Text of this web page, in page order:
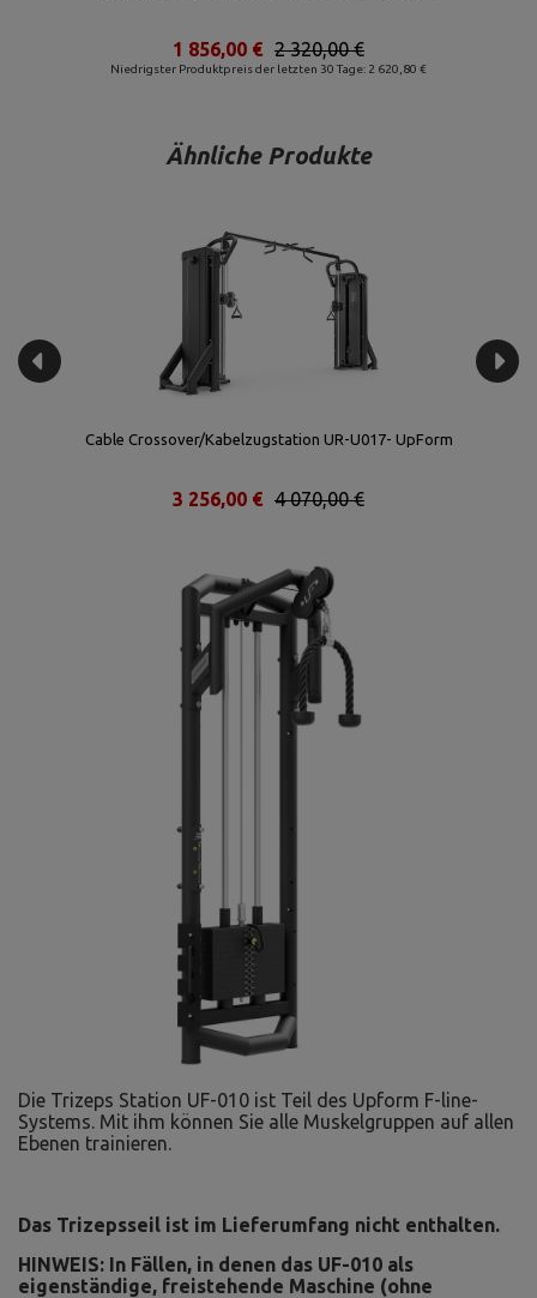
Niedrigster Produktpreis der letzten 30 Tage: 2 620,80 €
2 320,00 €
1 856,00 €
Ähnliche Produkte
Cable Crossover/Kabelzugstation UR-U017- UpForm
4 070,00 €
3 256,00 €
Die Trizeps Station UF-010 ist Teil des Upform F-line-
Systems. Mit ihm können Sie alle Muskelgruppen auf allen
Ebenen trainieren.
Das Trizepsseil ist im Lieferumfang nicht enthalten.
HINWEIS: In Fällen, in denen das UF-010 als
eigenständige, freistehende Maschine (ohne